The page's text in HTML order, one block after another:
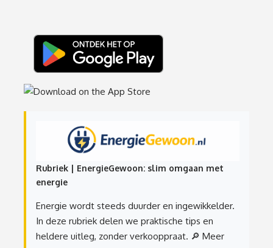
Rubriek | EnergieGewoon: slim omgaan met
energie
Energie wordt steeds duurder en ingewikkelder.
In deze rubriek delen we praktische tips en
heldere uitleg, zonder verkooppraat. 🔎 Meer